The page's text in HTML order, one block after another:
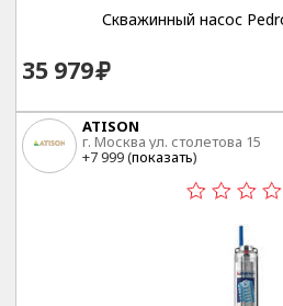
Скважинный насос
35 979
ATISON
г. Москва ул. столетова 15
+7 999 (показать)